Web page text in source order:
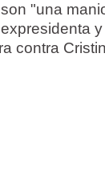
"una
contra